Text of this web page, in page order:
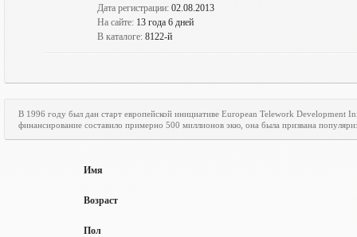
Дата регистрации: 02.08.2013
На сайте: 13 года 6 дней
В каталоге: 8122-й
В 1996 году был дан старт европейской инициативе European Telework Development
финансирование составило примерно 500 миллионов экю, она была призвана
Имя
Возраст
Пол